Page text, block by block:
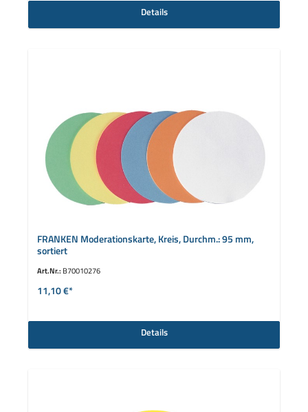
Details
FRANKEN Moderationskarte, Kreis, Durchm.: 95 mm,
sortiert
Art.Nr.: B70010276
11,10 €*
Details